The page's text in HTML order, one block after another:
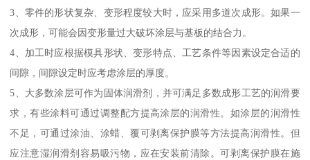
3、零件的形状复杂、变形程度较大时，应采用多道次成形。如果一
次成形，可能会因变形量过大破坏涂层与基板的结合力。
4、加工时应根据模具形状、变形特点、工艺条件等因素设定合适的
间隙，间隙设定时应考虑涂层的厚度。
5、大多数涂层可作为固体润滑剂，并可满足多数成形工艺的润滑要
求，有些涂料可通过调整配方提高涂层的润滑性。如涂层的润滑性
不足，可通过涂油、涂蜡、覆可剥离保护膜等方法提高润滑性。但
应注意湿润滑剂容易吸污物，应在安装前清除。可剥离保护膜在施